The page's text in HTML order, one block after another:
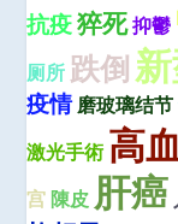
抗疫猝死抑鬱
厕所 跌倒
疫情磨玻璃结节
激光手術 高
宫 陳皮 肝癌